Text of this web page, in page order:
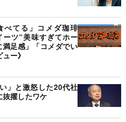
べてる」コメダ珈琲
ツ”美味すぎてホー
足感」「コメダでい
ー》
」と激怒した20代社
擢したワケ